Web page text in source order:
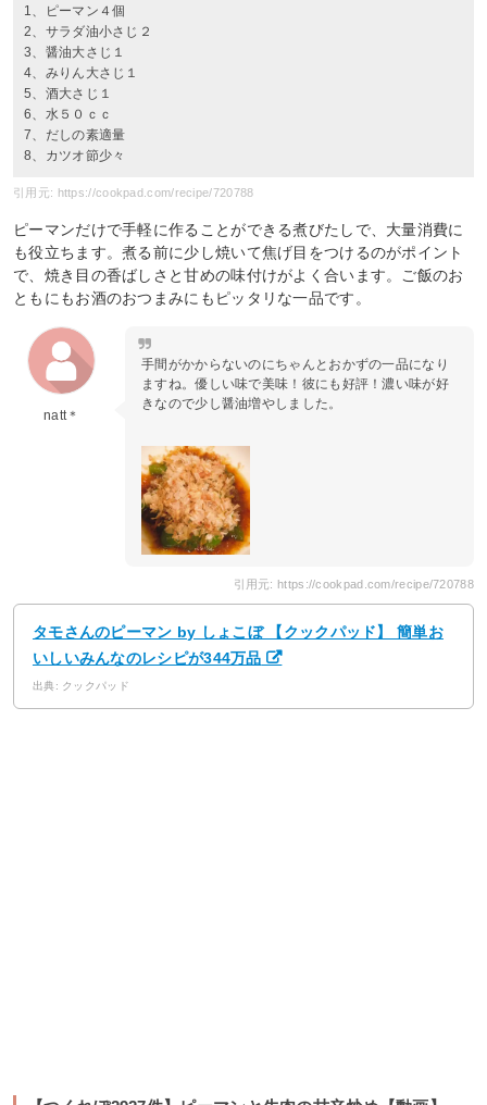
1、ピーマン４個
2、サラダ油小さじ２
3、醤油大さじ１
4、みりん大さじ１
5、酒大さじ１
6、水５０ｃｃ
7、だしの素適量
8、カツオ節少々
引用元: https://cookpad.com/recipe/720788
ピーマンだけで手軽に作ることができる煮びたしで、大量消費に
も役立ちます。煮る前に少し焼いて焦げ目をつけるのがポイント
で、焼き目の香ばしさと甘めの味付けがよく合います。ご飯のお
ともにもお酒のおつまみにもピッタリな一品です。
natt＊
手間がかからないのにちゃんとおかずの一品になり
ますね。優しい味で美味！彼にも好評！濃い味が好
きなので少し醤油増やしました。
引用元: https://cookpad.com/recipe/720788
タモさんのピーマン by しょこぼ 【クックパッド】 簡単お
いしいみんなのレシピが344万品
出典: クックパッド